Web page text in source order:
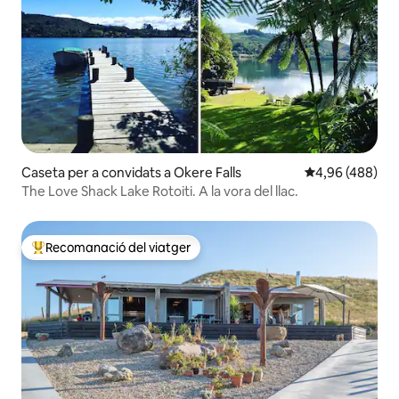
Caseta per a convidats a Okere Falls 4,96 de
4,96 (488)
The Love Shack Lake Rotoiti. A la vora del llac.
Principals recomanacions dels viatgers
Recomanació del viatger